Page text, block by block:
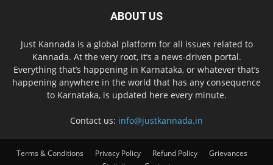
ABOUT US
Just Kannada is a global platform for all issues related to
Kannada. At the very root, it’s a news-driven portal.
Everything that’s happening in Karnataka, or whatever that’s
happening anywhere in the world that has any consequence
to Karnataka, is updated here every minute.
Contact us: info@justkannada.in
Terms & Conditions Privacy Policy Refund Policy
Grievances